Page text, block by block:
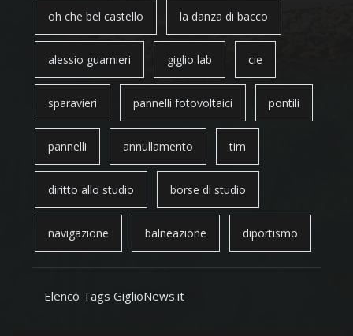
oh che bel castello la danza di bacco
alessio guarnieri giglio lab cie
sparavieri pannelli fotovoltaici pontili
pannelli annullamento tim
diritto allo studio borse di studio
navigazione balneazione diportismo
Elenco Tags GiglioNews.it